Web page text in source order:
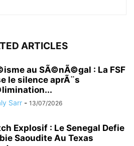
ARTICLES
au SÃ©nÃ©gal : La FSF
le silence aprÃ¨s
Sarr - 13/07/2026
Explosif : Le Senegal Defie
Saoudite Au Texas